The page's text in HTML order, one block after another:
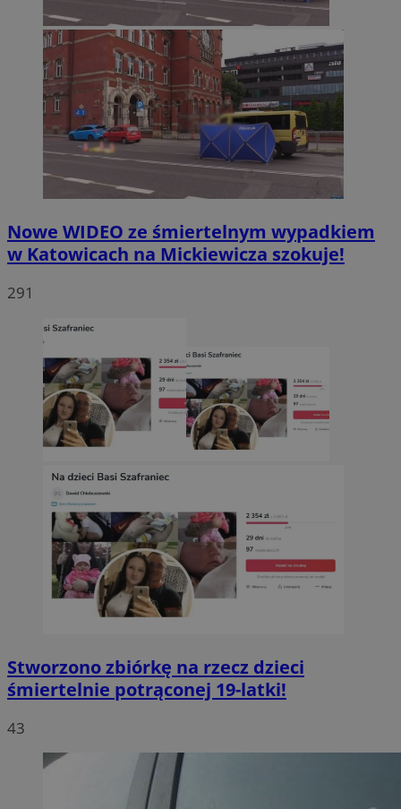
Nowe WIDEO ze śmiertelnym wypadkiem
w Katowicach na Mickiewicza szokuje!
291
Stworzono zbiórkę na rzecz dzieci
śmiertelnie potrąconej 19-latki!
43